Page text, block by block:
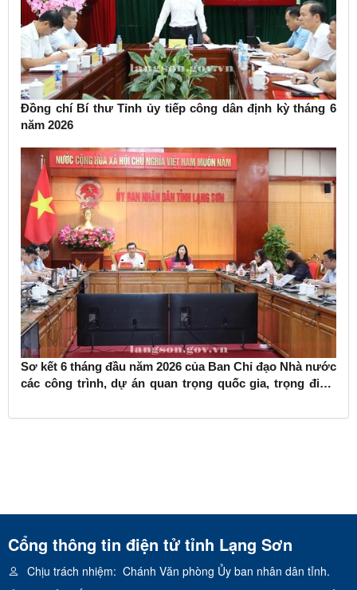
Đồng chí Bí thư Tỉnh ủy tiếp công dân định kỳ tháng 6
năm 2026
Sơ kết 6 tháng đầu năm 2026 của Ban Chỉ đạo Nhà nước
các công trình, dự án quan trọng quốc gia, trọng điểm
Cổng thông tin điện tử tỉnh Lạng Sơn
Chịu trách nhiệm: Chánh Văn phòng Ủy ban nhân dân tỉnh.